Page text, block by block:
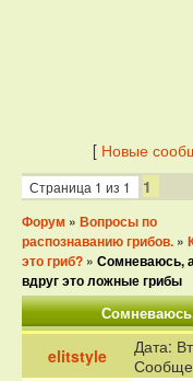
[ Новые
Страница 1 из 1 1
Форум » Вопросы по
распознаванию грибов. »
это гриб? » Сомневаюсь,
вдруг это ложные грибы
elitstyle
Дата: